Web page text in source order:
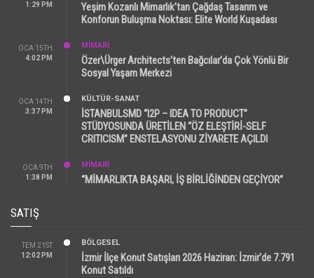
1:29 PM
Yeşim Kozanlı Mimarlık’tan Çağdaş Tasarım ve
Konforun Buluşma Noktası: Elite World Kuşadası
OCA 15TH
4:02 PM
MİMARİ
Özer\Ürger Architects’ten Bağcılar’da Çok Yönlü Bir
Sosyal Yaşam Merkezi
OCA 14TH
3:37 PM
KÜLTÜR-SANAT
İSTANBULSMD “I2P – IDEA TO PRODUCT”
STÜDYOSUNDA ÜRETİLEN “ÖZ ELEŞTİRİ-SELF
CRITICISM” ENSTELASYONU ZİYARETE AÇILDI
OCA 9TH
1:38 PM
MİMARİ
“MİMARLIKTA BAŞARI, İŞ BİRLİĞİNDEN GEÇİYOR”
SATIŞ
TEM 21ST
12:02 PM
BÖLGESEL
İzmir İlçe Konut Satışları 2026 Haziran: İzmir’de 7.791
Konut Satıldı